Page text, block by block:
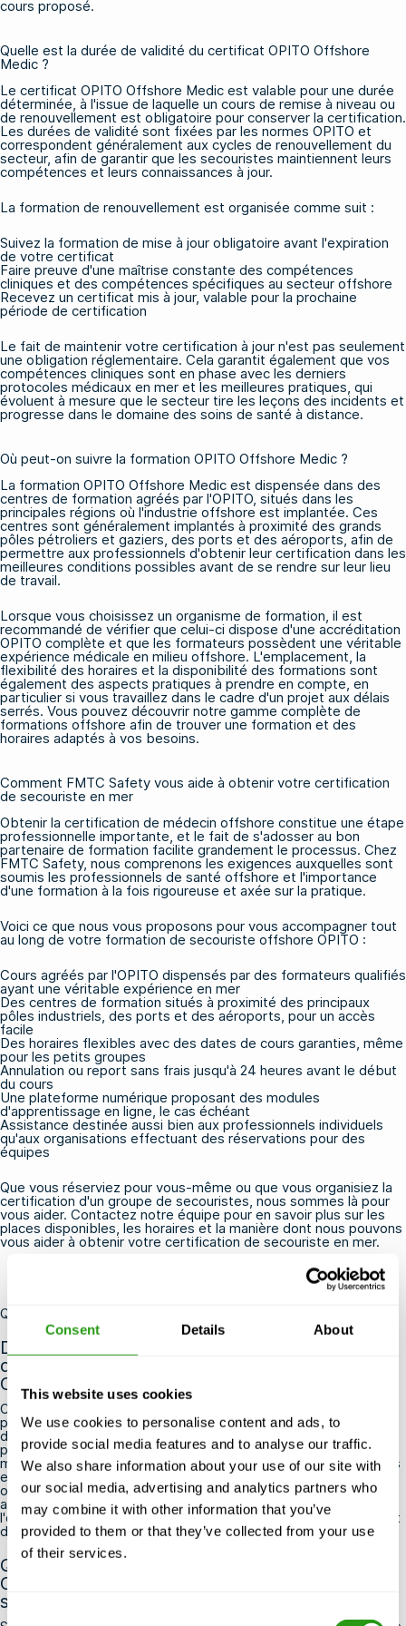
Consent Details About
This website uses cookies
We use cookies to personalise content and ads, to
provide social media features and to analyse our traffic.
We also share information about your use of our site with
our social media, advertising and analytics partners who
may combine it with other information that you’ve
provided to them or that they’ve collected from your use
of their services.
cours proposé.
Quelle est la durée de validité du certificat OPITO Offshore
Medic ?
Le certificat OPITO Offshore Medic est valable pour une durée
déterminée, à l'issue de laquelle un cours de remise à niveau ou
de renouvellement est obligatoire pour conserver la certification.
Les durées de validité sont fixées par les normes OPITO et
correspondent généralement aux cycles de renouvellement du
secteur, afin de garantir que les secouristes maintiennent leurs
compétences et leurs connaissances à jour.
La formation de renouvellement est organisée comme suit :
Suivez la formation de mise à jour obligatoire avant l'expiration
de votre certificat
Faire preuve d'une maîtrise constante des compétences
cliniques et des compétences spécifiques au secteur offshore
Recevez un certificat mis à jour, valable pour la prochaine
période de certification
Le fait de maintenir votre certification à jour n'est pas seulement
une obligation réglementaire. Cela garantit également que vos
compétences cliniques sont en phase avec les derniers
protocoles médicaux en mer et les meilleures pratiques, qui
évoluent à mesure que le secteur tire les leçons des incidents et
progresse dans le domaine des soins de santé à distance.
Où peut-on suivre la formation OPITO Offshore Medic ?
La formation OPITO Offshore Medic est dispensée dans des
centres de formation agréés par l'OPITO, situés dans les
principales régions où l'industrie offshore est implantée. Ces
centres sont généralement implantés à proximité des grands
pôles pétroliers et gaziers, des ports et des aéroports, afin de
permettre aux professionnels d'obtenir leur certification dans les
meilleures conditions possibles avant de se rendre sur leur lieu
de travail.
Lorsque vous choisissez un organisme de formation, il est
recommandé de vérifier que celui-ci dispose d'une accréditation
OPITO complète et que les formateurs possèdent une véritable
expérience médicale en milieu offshore. L'emplacement, la
flexibilité des horaires et la disponibilité des formations sont
également des aspects pratiques à prendre en compte, en
particulier si vous travaillez dans le cadre d'un projet aux délais
serrés. Vous pouvez découvrir notre gamme complète de
formations offshore afin de trouver une formation et des
horaires adaptés à vos besoins.
Comment FMTC Safety vous aide à obtenir votre certification
de secouriste en mer
Obtenir la certification de médecin offshore constitue une étape
professionnelle importante, et le fait de s'adosser au bon
partenaire de formation facilite grandement le processus. Chez
FMTC Safety, nous comprenons les exigences auxquelles sont
soumis les professionnels de santé offshore et l'importance
d'une formation à la fois rigoureuse et axée sur la pratique.
Voici ce que nous vous proposons pour vous accompagner tout
au long de votre formation de secouriste offshore OPITO :
Cours agréés par l'OPITO dispensés par des formateurs qualifiés
ayant une véritable expérience en mer
Des centres de formation situés à proximité des principaux
pôles industriels, des ports et des aéroports, pour un accès
facile
Des horaires flexibles avec des dates de cours garanties, même
pour les petits groupes
Annulation ou report sans frais jusqu'à 24 heures avant le début
du cours
Une plateforme numérique proposant des modules
d'apprentissage en ligne , le cas échéant
Assistance destinée aussi bien aux professionnels individuels
qu'aux organisations effectuant des réservations pour des
équipes
Que vous réserviez pour vous-même ou que vous organisiez la
certification d'un groupe de secouristes, nous sommes là pour
vous aider. Contactez notre équipe pour en savoir plus sur les
places disponibles, les horaires et la manière dont nous pouvons
vous aider à obtenir votre certification de secouriste en mer.
Questions fréquemment posées
Dois-je déjà être un professionnel de santé
diplômé pour m'inscrire à la formation OPITO
Offshore Medic ?
Oui, la formation OPITO Offshore Medic s'adresse aux
professionnels de santé déjà diplômés, tels que les infirmiers
diplômés d'État, les ambulanciers paramédicaux ou tout autre
praticien de santé agréé. Il ne s'agit pas d'une formation
médicale de base : elle s'appuie sur vos connaissances cliniques
existantes et les adapte aux exigences spécifiques du milieu
offshore. Si vous n'êtes pas certain que vos qualifications
actuelles répondent aux critères d'admission, veuillez contacter
l'organisme de formation agréé par l'OPITO de votre choix avant
de vous inscrire.
Que se passe-t-il si mon certificat OPITO
Offshore Medic expire avant que je puisse
suivre la formation de renouvellement ?